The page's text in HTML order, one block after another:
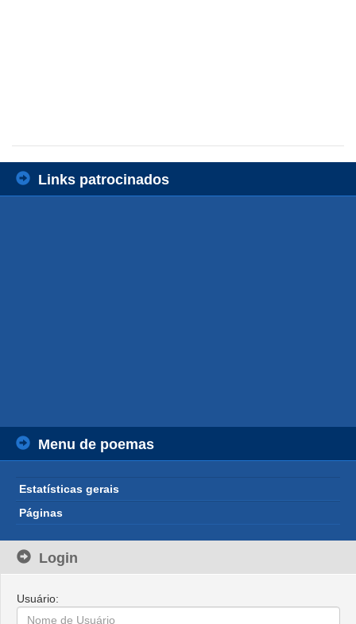
Links patrocinados
Menu de poemas
Estatísticas gerais
Páginas
Login
Usuário: